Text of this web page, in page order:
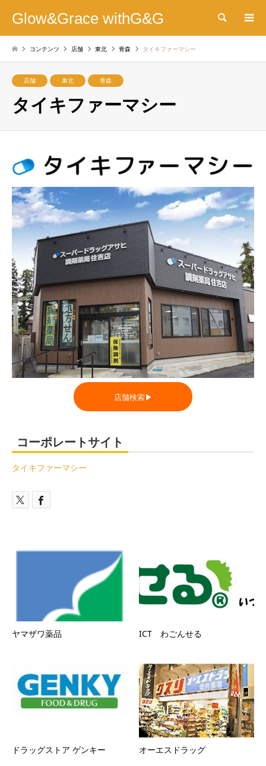
Glow&Grace withG&G 検索
コンテンツ 店舗 東北 青森 タイキファーマシー
店舗 東北 青森
タイキファーマシー
店舗検索▶
コーポレートサイト
タイキファーマシー
ヤマザワ薬品 ICT わごんせる
ドラッグストア ゲンキー オーエスドラッグ